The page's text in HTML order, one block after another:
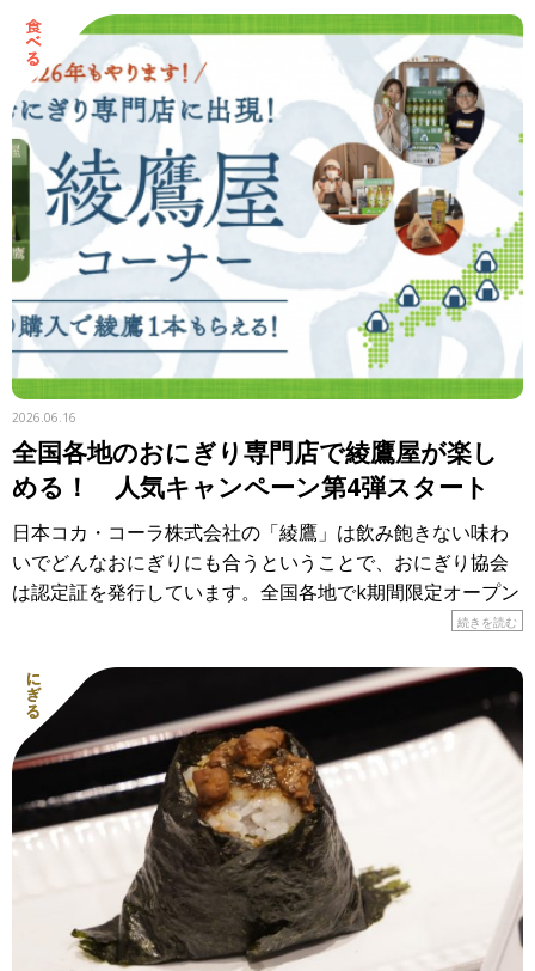
2026.06.16
全国各地のおにぎり専門店で綾鷹屋が楽し
める！ 人気キャンペーン第4弾スタート
日本コカ・コーラ株式会社の「綾鷹」は飲み飽きない味わ
いでどんなおにぎりにも合うということで、おにぎり協会
は認定証を発行しています。全国各地でk期間限定オープン
しているのが「おにぎり食堂 綾鷹屋」。各地のおにぎり専
続きを読む